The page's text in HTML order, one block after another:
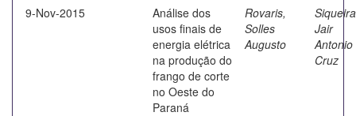
9-Nov-2015
Análise dos
usos finais de
energia elétrica
na produção do
frango de corte
no Oeste do
Paraná
Rovaris,
Solles
Augusto
Jair
Antonio
Cruz